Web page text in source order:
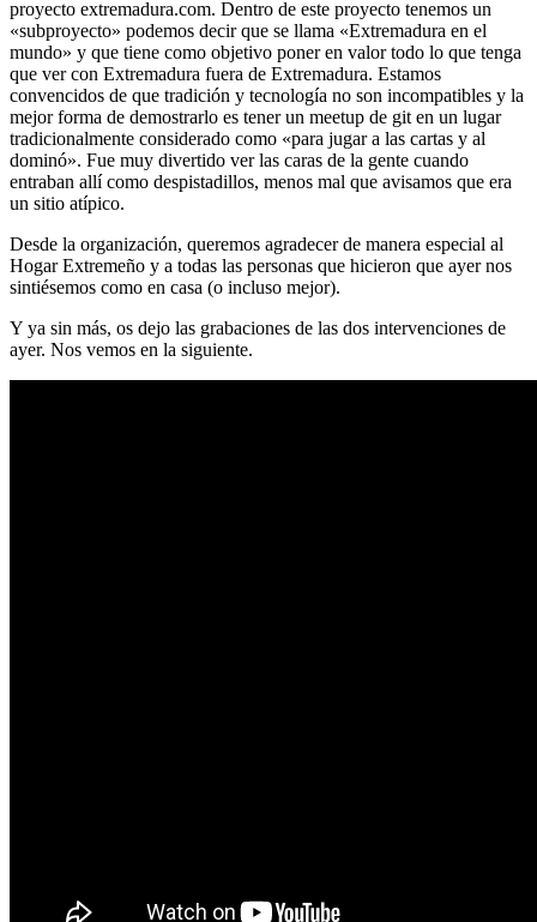
proyecto extremadura.com. Dentro de este proyecto tenemos un
«subproyecto» podemos decir que se llama «Extremadura en el
mundo» y que tiene como objetivo poner en valor todo lo que tenga
que ver con Extremadura fuera de Extremadura. Estamos
convencidos de que tradición y tecnología no son incompatibles y la
mejor forma de demostrarlo es tener un meetup de git en un lugar
tradicionalmente considerado como «para jugar a las cartas y al
dominó». Fue muy divertido ver las caras de la gente cuando
entraban allí como despistadillos, menos mal que avisamos que era
un sitio atípico.
Desde la organización, queremos agradecer de manera especial al
Hogar Extremeño y a todas las personas que hicieron que ayer nos
sintiésemos como en casa (o incluso mejor).
Y ya sin más, os dejo las grabaciones de las dos intervenciones de
ayer. Nos vemos en la siguiente.